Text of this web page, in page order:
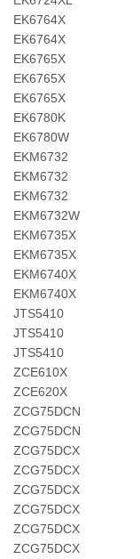
EK6764X
EK6764X
EK6765X
EK6765X
EK6765X
EK6780K
EK6780W
EKM6732
EKM6732
EKM6732
EKM6732W
EKM6735X
EKM6735X
EKM6740X
EKM6740X
JTS5410
JTS5410
JTS5410
ZCE610X
ZCE620X
ZCG75DCN
ZCG75DCN
ZCG75DCX
ZCG75DCX
ZCG75DCX
ZCG75DCX
ZCG75DCX
ZCG75DCX